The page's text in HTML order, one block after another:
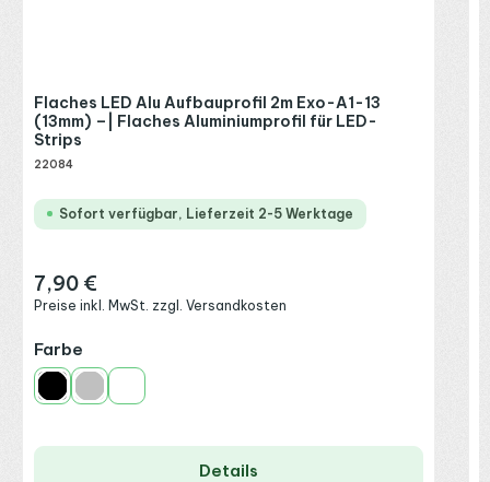
Flaches LED Alu Aufbauprofil 2m Exo-A1-13
(13mm) –| Flaches Aluminiumprofil für LED-
Strips
22084
Sofort verfügbar, Lieferzeit 2-5 Werktage
Regulärer Preis:
7,90 €
Preise inkl. MwSt. zzgl. Versandkosten
Farbe
Schwarz
Silber Weiß
Details